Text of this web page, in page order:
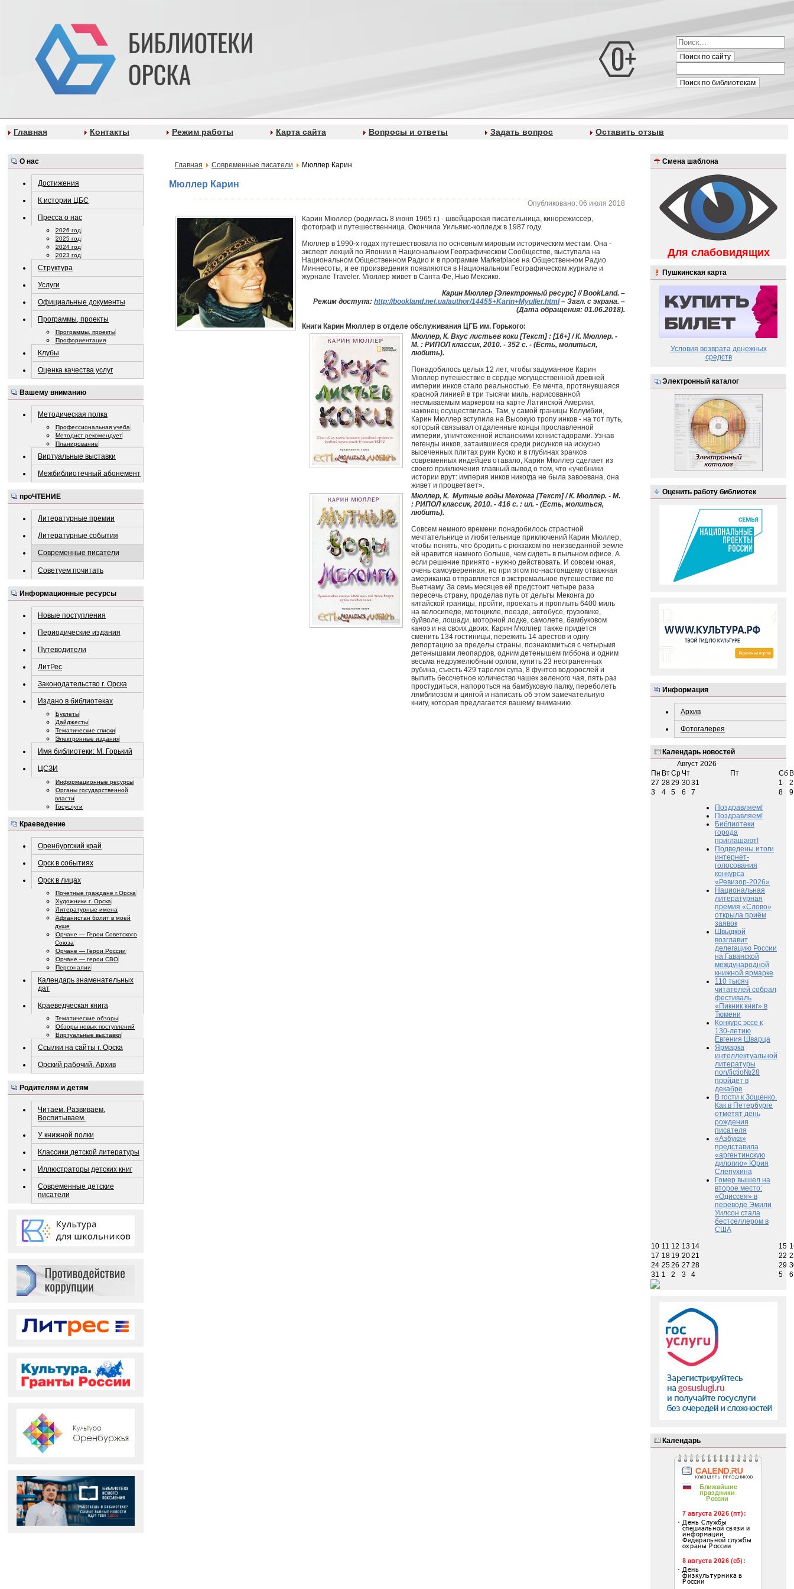
Поиск по сайту
Поиск по библиотекам
Главная Контакты Режим работы Карта сайта Вопросы и ответы Задать вопрос Оставить отзыв
О нас
Достижения
К истории ЦБС
Пресса о нас
2026 год
2025 год
2024 год
2023 год
Структура
Услуги
Официальные документы
Программы, проекты
Программы, проекты
Профориентация
Клубы
Оценка качества услуг
Вашему вниманию
Методическая полка
Профессиональная учеба
Методист рекомендует
Планирование
Виртуальные выставки
Межбиблиотечный абонемент
проЧТЕНИЕ
Литературные премии
Литературные события
Современные писатели
Советуем почитать
Информационные ресурсы
Новые поступления
Периодические издания
Путеводители
ЛитРес
Законодательство г. Орска
Издано в библиотеках
Буклеты
Дайджесты
Тематические списки
Электронные издания
Имя библиотеки: М. Горький
ЦСЗИ
Информационные ресурсы
Органы государственной
власти
Госуслуги
Краеведение
Оренбургский край
Орск в событиях
Орск в лицах
Почетные граждане г.Орска
Художники г. Орска
Литературные имена
Афганистан болит в моей
душе
Орчане — Герои Советского
Союза
Орчане — Герои России
Орчане — герои СВО
Персоналии
Календарь знаменательных
дат
Краеведческая книга
Тематические обзоры
Обзоры новых поступлений
Виртуальные выставки
Ссылки на сайты г. Орска
Орский рабочий. Архив
Родителям и детям
Читаем. Развиваем.
Воспитываем.
У книжной полки
Классики детской литературы
Иллюстраторы детских книг
Современные детские
писатели
Главная Современные писатели Мюллер Карин
Мюллер Карин
Опубликовано: 06 июля 2018
Карин Мюллер (родилась 8 июня 1965 г.) - швейцарская писательница, кинорежиссер,
фотограф и путешественница. Окончила Уильямс-колледж в 1987 году.
Мюллер в 1990-х годах путешествовала по основным мировым историческим местам. Она -
эксперт лекций по Японии в Национальном Географическом Сообществе, выступала на
Национальном Общественном Радио и в программе Marketplace на Общественном Радио
Миннесоты, и ее произведения появляются в Национальном Географическом журнале и
журнале Traveler. Мюллер живет в Санта Фе, Нью Мексико.
Карин Мюллер [Электронный ресурс] // BookLand. –
Режим доступа: http://bookland.net.ua/author/14455+Karin+Myuller.html – Загл. с экрана. –
(Дата обращения: 01.06.2018).
Книги Карин Мюллер в отделе обслуживания ЦГБ им. Горького:
Мюллер, К. Вкус листьев коки [Текст] : [16+] / К. Мюллер. -
М. : РИПОЛ классик, 2010. - 352 с. - (Есть, молиться,
любить).
Понадобилось целых 12 лет, чтобы задуманное Карин
Мюллер путешествие в сердце могущественной древней
империи инков стало реальностью. Ее мечта, протянувшаяся
красной линией в три тысячи миль, нарисованной
несмываемым маркером на карте Латинской Америки,
наконец осуществилась. Там, у самой границы Колумбии,
Карин Мюллер вступила на Высокую тропу инков - на тот путь,
который связывал отдаленные концы прославленной
империи, уничтоженной испанскими конкистадорами. Узнав
легенды инков, затаившиеся среди рисунков на искусно
высеченных плитах руин Куско и в глубинах зрачков
современных индейцев отавало, Карин Мюллер сделает из
своего приключения главный вывод о том, что «учебники
истории врут: империя инков никогда не была завоевана, она
живет и процветает».
Мюллер, К. Мутные воды Меконга [Текст] / К. Мюллер. - М.
: РИПОЛ классик, 2010. - 416 с. : ил. - (Есть, молиться,
любить).
Совсем немного времени понадобилось страстной
мечтательнице и любительнице приключений Карин Мюллер,
чтобы понять, что бродить с рюкзаком по неизведанной земле
ей нравится намного больше, чем сидеть в пыльном офисе. А
если решение принято - нужно действовать. И совсем юная,
очень самоуверенная, но при этом по-настоящему отважная
американка отправляется в экстремальное путешествие по
Вьетнаму. За семь месяцев ей предстоит четыре раза
пересечь страну, проделав путь от дельты Меконга до
китайской границы, пройти, проехать и проплыть 6400 миль
на велосипеде, мотоцикле, поезде, автобусе, грузовике,
буйволе, лошади, моторной лодке, самолете, бамбуковом
каноэ и на своих двоих. Карин Мюллер также придется
сменить 134 гостиницы, пережить 14 арестов и одну
депортацию за пределы страны, познакомиться с четырьмя
детенышами леопардов, одним детенышем гиббона и одним
весьма недружелюбным орлом, купить 23 неограненных
рубина, съесть 429 тарелок супа, 8 фунтов водорослей и
выпить бессчетное количество чашек зеленого чая, пять раз
простудиться, напороться на бамбуковую палку, переболеть
лямблиозом и цингой и написать об этом замечательную
книгу, которая предлагается вашему вниманию.
Смена шаблона
Для слабовидящих
Пушкинская карта
Условия возврата денежных
средств
Электронный каталог
Оценить работу библиотек
Информация
Архив
Фотогалерея
Календарь новостей
Август 2026
Пн ВтСр Чт Пт Сб
27 2829 3031 1
2
3
4 5 6
7
Поздравляем!
Поздравляем!
Библиотеки
города
приглашают!
Подведены итоги
интернет-
голосования
конкурса
«Ревизор-2026»
Национальная
литературная
премия «Слово»
открыла приём
заявок
Швыдкой
возглавит
делегацию России
на Гаванской
международной
книжной ярмарке
110 тысяч
читателей собрал
фестиваль
«Пикник книг» в
Тюмени
Конкурс эссе к
130-летию
Евгения Шварца
Ярмарка
интеллектуальной
литературы
non/fictio№28
пройдет в
декабре
В гости к Зощенко.
Как в Петербурге
отметят день
рождения
писателя
«Азбука»
представила
«аргентинскую
дилогию» Юрия
Слепухина
Гомер вышел на
второе место:
«Одиссея» в
переводе Эмили
Уилсон стала
бестселлером в
США
8 9
10 11 12 13 14 15
17 18 19 2021 22
24 2526 27 28 29
31 1 2 3 4 5 6
Календарь